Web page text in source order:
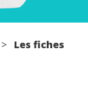
> Les fiches